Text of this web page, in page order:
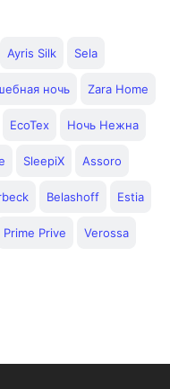
Ayris Silk Sela
ночь Zara Home
EcoTex Ночь Нежна
SleepiX Assoro
Belashoff Estia
Prime Prive Verossa